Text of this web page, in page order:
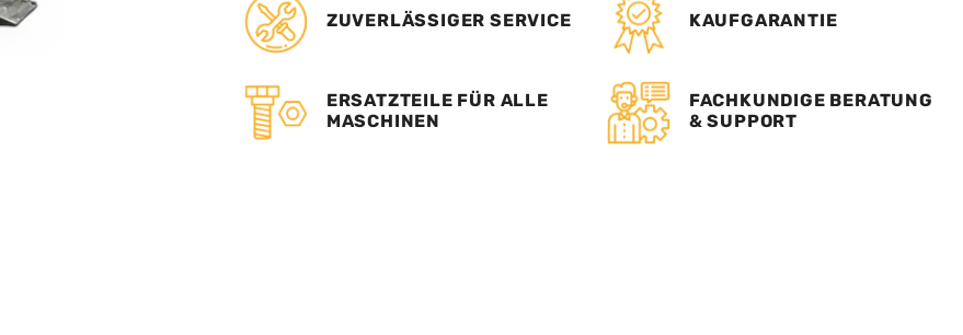
ZUVERLÄSSIGER SERVICE KAUFGARANTIE
ERSATZTEILE FÜR ALLE
MASCHINEN
FACHKUNDIGE BERATUNG
& SUPPORT